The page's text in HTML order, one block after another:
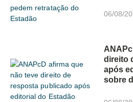
06/08/
direito
após
sobre